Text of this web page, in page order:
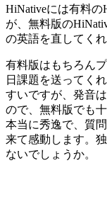
HiNativeには有料の
が、無料版の
の英語を直してく
有料版はもちろん
日課題を送ってく
すいですが、発音
ので、無料版でも
本当に秀逸で、質
来て感動します。
ないでしょうか。